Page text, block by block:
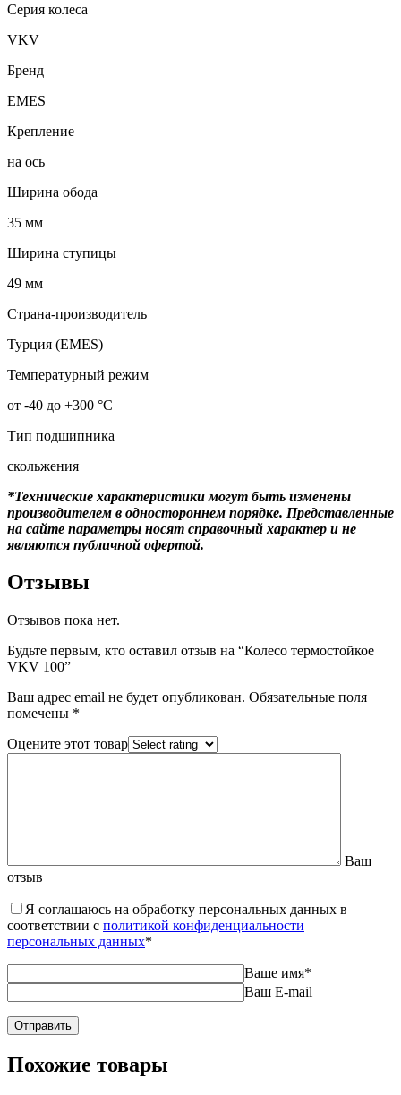
Серия колеса
VKV
Бренд
EMES
Крепление
на ось
Ширина обода
35 мм
Ширина ступицы
49 мм
Страна-производитель
Турция (EMES)
Температурный режим
от -40 до +300 °С
Тип подшипника
скольжения
*Технические характеристики могут быть изменены
производителем в одностороннем порядке. Представленные
на сайте параметры носят справочный характер и не
являются публичной офертой.
Отзывы
Отзывов пока нет.
Будьте первым, кто оставил отзыв на “Колесо термостойкое
VKV 100”
Ваш адрес email не будет опубликован. Обязательные поля
помечены *
Оцените этот товар
Ваш
отзыв
Я соглашаюсь на обработку персональных данных в
соответствии с политикой конфиденциальности
персональных данных*
Ваше имя*
Ваш E-mail
Похожие товары